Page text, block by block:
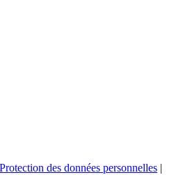
Protection des données personnelles |